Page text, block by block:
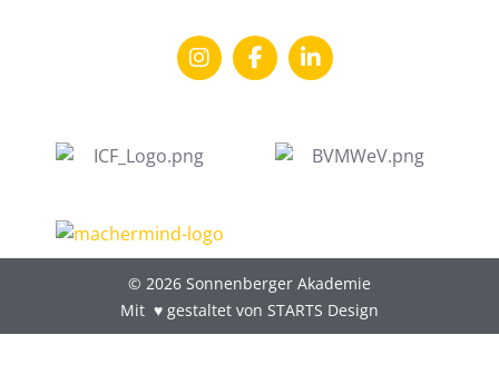
© 2026 Sonnenberger Akademie
Mit ♥ gestaltet von STARTS Design